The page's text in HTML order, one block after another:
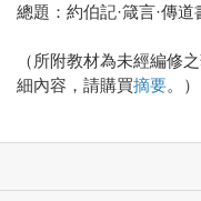
總題：約伯記·箴言·傳道
（所附教材為未經編修
細內容，請購買摘要。）